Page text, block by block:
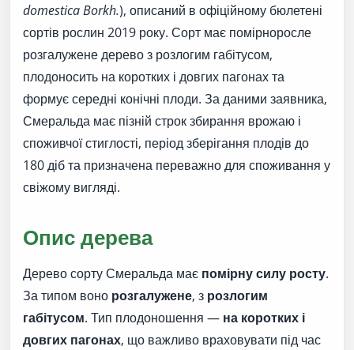
domestica Borkh.), описаний в офіційному бюлетені
сортів рослин 2019 року. Сорт має помірноросле
розгалужене дерево з розлогим габітусом,
плодоносить на коротких і довгих пагонах та
формує середні конічні плоди. За даними заявника,
Смеральда має пізній строк збирання врожаю і
споживчої стиглості, період зберігання плодів до
180 діб та призначена переважно для споживання у
свіжому вигляді.
Опис дерева
Дерево сорту Смеральда має помірну силу росту.
За типом воно розгалужене, з розлогим
габітусом. Тип плодоношення — на коротких і
довгих пагонах, що важливо враховувати під час